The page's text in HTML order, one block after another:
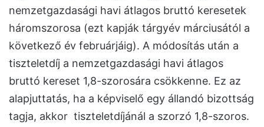
nemzetgazdasági havi átlagos bruttó keresetek
háromszorosa (ezt kapják tárgyév márciusától a
következő év februárjáig). A módosítás után a
tiszteletdíj a nemzetgazdasági havi átlagos
bruttó kereset 1,8-szorosára csökkenne. Ez az
alapjuttatás, ha a képviselő egy állandó bizottság
tagja, akkor tiszteletdíjánál a szorzó 1,8-szoros.